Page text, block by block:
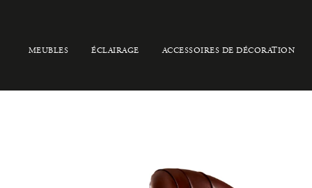
MEUBLES ÉCLAIRAGE ACCESSOIRES DE DÉCORATION